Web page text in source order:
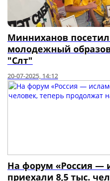
Минниханов
молодежный
"Сәләт"
20-07-2025, 14:12
На форум «Россия —
приехали 8,5 тыс.